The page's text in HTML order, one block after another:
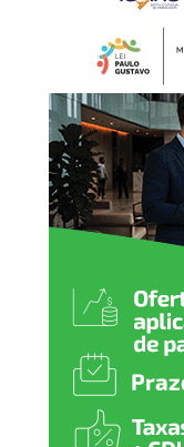
foi
rede de
Santa